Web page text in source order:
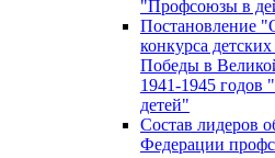
"Профсоюзы в
Постановление
конкурса
Победы в
1941-1945 годов
детей"
Состав лидеров
Федерации